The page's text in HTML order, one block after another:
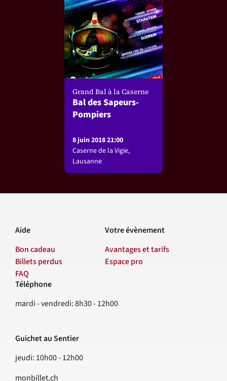
Grand Bal à la Caserne
Bal des Sapeurs-
Pompiers
8 juin 2018 21:00
Caserne de la Vigie,
Lausanne
Aide
Bon cadeau
Billets perdus
FAQ
Votre évènement
Avantages et tarifs
Espace pro
Contact
Téléphone
mardi - vendredi: 8h30 - 12h00
Guichet au Sentier
jeudi: 10h00 - 12h00
monbillet.ch